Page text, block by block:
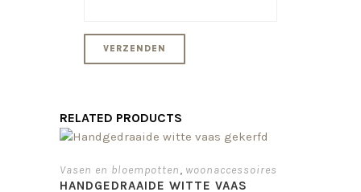
RELATED PRODUCTS
Vasen en bloempotten, woonaccessoires
HANDGEDRAAIDE WITTE VAAS